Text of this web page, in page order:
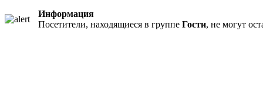
Информация
Посетители, находящиеся в группе Гости, не могут